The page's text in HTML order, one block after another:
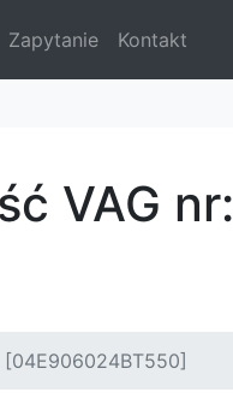
Zapytanie Kontakt
VAG nr:
[04E906024BT550]